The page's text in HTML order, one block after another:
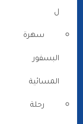
ل
سهرة
البسفور
المسائية
رحلة